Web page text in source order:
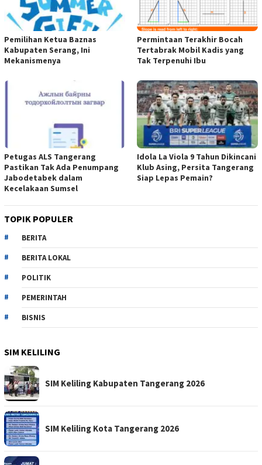
Pemilihan Ketua Baznas
Kabupaten Serang, Ini
Mekanismenya
Permintaan Terakhir Bocah
Tertabrak Mobil Kadis yang
Tak Terpenuhi Ibu
Petugas ALS Tangerang
Pastikan Tak Ada Penumpang
Jabodetabek dalam
Kecelakaan Sumsel
Idola La Viola 9 Tahun Dikincani
Klub Asing, Persita Tangerang
Siap Lepas Pemain?
TOPIK POPULER
BERITA
BERITA LOKAL
POLITIK
PEMERINTAH
BISNIS
SIM KELILING
SIM Keliling Kabupaten Tangerang 2026
SIM Keliling Kota Tangerang 2026